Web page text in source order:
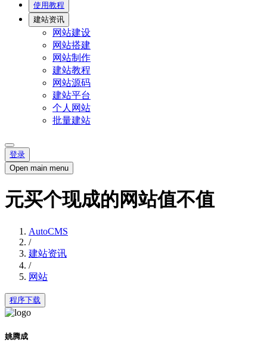
使用教程
建站资讯
网站建设
网站搭建
网站制作
建站教程
网站源码
建站平台
个人网站
批量建站
登录
Open main menu
元买个现成的网站值不值
AutoCMS
/
建站资讯
/
网站
程序下载
姚腾成